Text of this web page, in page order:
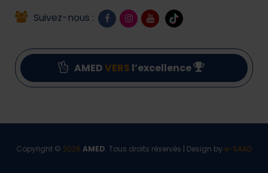
Suivez-nous :
AMEDVERS l’excellence
Copyright © 2026 AMED. Tous droits réservés | Design by e-SAAD